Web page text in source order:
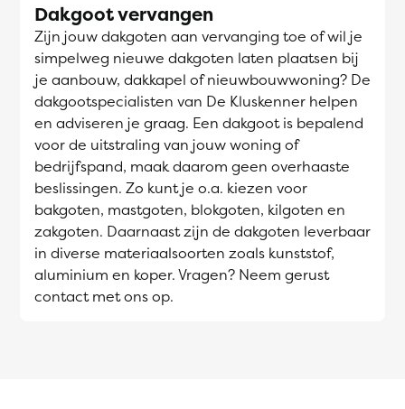
Dakgoot vervangen
Zijn jouw dakgoten aan vervanging toe of wil je
simpelweg nieuwe dakgoten laten plaatsen bij
je aanbouw, dakkapel of nieuwbouwwoning? De
dakgootspecialisten van De Kluskenner helpen
en adviseren je graag. Een dakgoot is bepalend
voor de uitstraling van jouw woning of
bedrijfspand, maak daarom geen overhaaste
beslissingen. Zo kunt je o.a. kiezen voor
bakgoten, mastgoten, blokgoten, kilgoten en
zakgoten. Daarnaast zijn de dakgoten leverbaar
in diverse materiaalsoorten zoals kunststof,
aluminium en koper. Vragen? Neem gerust
contact met ons op.